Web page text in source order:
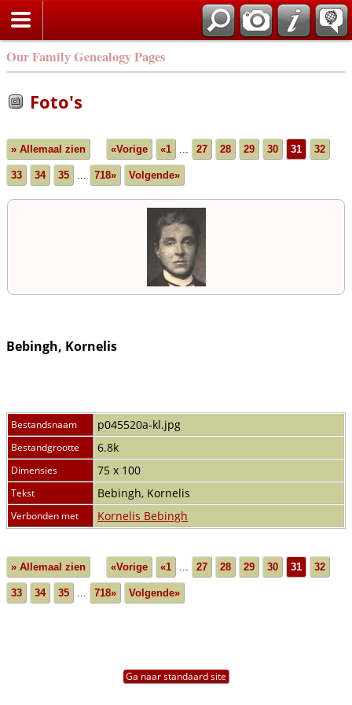
Our Family Genealogy Pages
Foto's
» Allemaal zien «Vorige «1 ... 27 28 29 30 31 32
33 34 35 ... 718» Volgende»
Bebingh, Kornelis
Bestandsnaam p045520a-kl.jpg
Bestandgrootte 6.8k
Dimensies 75 x 100
Tekst Bebingh, Kornelis
Verbonden met Kornelis Bebingh
» Allemaal zien «Vorige «1 27 28 29 30 31 32
33 34 35 718» Volgende»
Ga naar standaard site